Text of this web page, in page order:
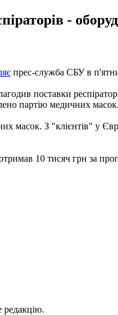
-
прес-служба СБУ в
поставки
партію медичних масок.
масок. З "клієнтів" у
10 тисяч грн за
редакцію.